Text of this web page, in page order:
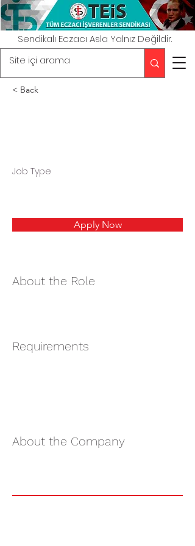
Sendikalı Eczacı Asla Yalnız Değildir.
< Back
Job Type
Apply Now
About the Role
Requirements
About the Company